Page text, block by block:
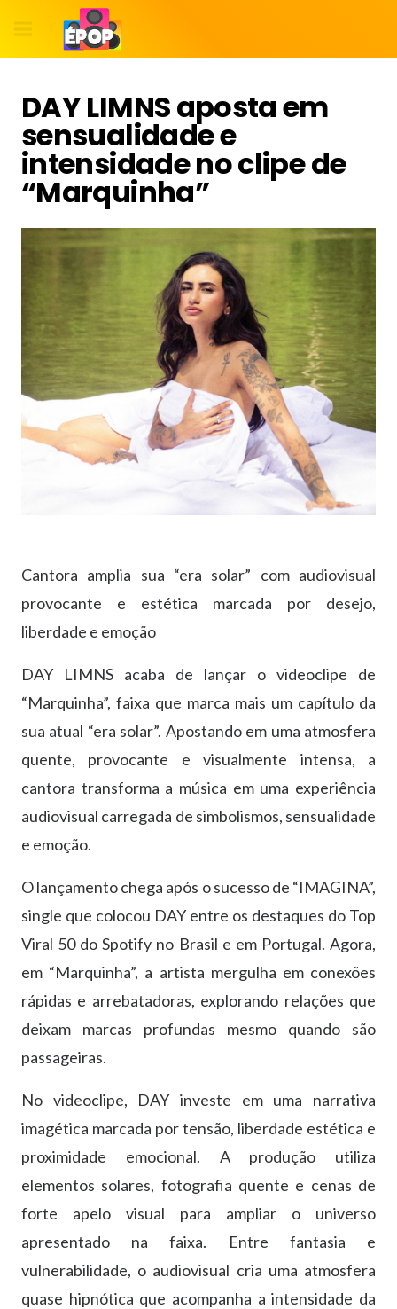
DAY LIMNS aposta em
sensualidade e
intensidade no clipe de
“Marquinha”
Cantora amplia sua “era solar” com audiovisual
provocante e estética marcada por desejo,
liberdade e emoção
DAY LIMNS acaba de lançar o videoclipe de
“Marquinha”, faixa que marca mais um capítulo da
sua atual “era solar”. Apostando em uma atmosfera
quente, provocante e visualmente intensa, a
cantora transforma a música em uma experiência
audiovisual carregada de simbolismos, sensualidade
e emoção.
O lançamento chega após o sucesso de “IMAGINA”,
single que colocou DAY entre os destaques do Top
Viral 50 do Spotify no Brasil e em Portugal. Agora,
em “Marquinha”, a artista mergulha em conexões
rápidas e arrebatadoras, explorando relações que
deixam marcas profundas mesmo quando são
passageiras.
No videoclipe, DAY investe em uma narrativa
imagética marcada por tensão, liberdade estética e
proximidade emocional. A produção utiliza
elementos solares, fotografia quente e cenas de
forte apelo visual para ampliar o universo
apresentado na faixa. Entre fantasia e
vulnerabilidade, o audiovisual cria uma atmosfera
quase hipnótica que acompanha a intensidade da